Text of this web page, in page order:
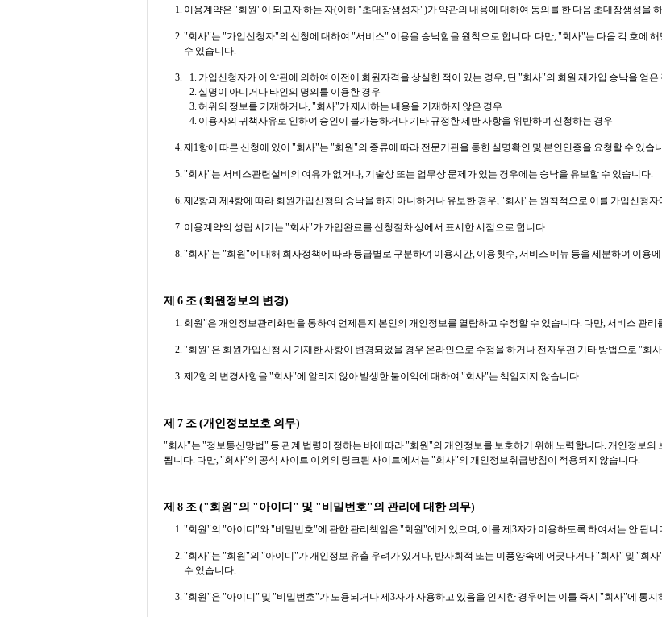
이용계약은 "회원"이 되고자 하는 자(이하 "초대장생성자")가 약관의 내용에 대하여 동의를 한 다음 초대장생성을
"회사"는 "가입신청자"의 신청에 대하여 "서비스" 이용을 승낙함을 원칙으로 합니다. 다만, "회사"는 다음 각 호에
수 있습니다.
가입신청자가 이 약관에 의하여 이전에 회원자격을 상실한 적이 있는 경우, 단 "회사"의 회원 재가입 승낙을 얻은
실명이 아니거나 타인의 명의를 이용한 경우
허위의 정보를 기재하거나, "회사"가 제시하는 내용을 기재하지 않은 경우
이용자의 귀책사유로 인하여 승인이 불가능하거나 기타 규정한 제반 사항을 위반하며 신청하는 경우
제1항에 따른 신청에 있어 "회사"는 "회원"의 종류에 따라 전문기관을 통한 실명확인 및 본인인증을 요청할 수 있습
"회사"는 서비스관련설비의 여유가 없거나, 기술상 또는 업무상 문제가 있는 경우에는 승낙을 유보할 수 있습니다.
제2항과 제4항에 따라 회원가입신청의 승낙을 하지 아니하거나 유보한 경우, "회사"는 원칙적으로 이를 가입신청자
이용계약의 성립 시기는 "회사"가 가입완료를 신청절차 상에서 표시한 시점으로 합니다.
"회사"는 "회원"에 대해 회사정책에 따라 등급별로 구분하여 이용시간, 이용횟수, 서비스 메뉴 등을 세분하여 이용
제 6 조 (회원정보의 변경)
회원"은 개인정보관리화면을 통하여 언제든지 본인의 개인정보를 열람하고 수정할 수 있습니다. 다만, 서비스 관
"회원"은 회원가입신청 시 기재한 사항이 변경되었을 경우 온라인으로 수정을 하거나 전자우편 기타 방법으로 "회
제2항의 변경사항을 "회사"에 알리지 않아 발생한 불이익에 대하여 "회사"는 책임지지 않습니다.
제 7 조 (개인정보보호 의무)
"회사"는 "정보통신망법" 등 관계 법령이 정하는 바에 따라 "회원"의 개인정보를 보호하기 위해 노력합니다. 개인정보
됩니다. 다만, "회사"의 공식 사이트 이외의 링크된 사이트에서는 "회사"의 개인정보취급방침이 적용되지 않습니다.
제 8 조 ("회원"의 "아이디" 및 "비밀번호"의 관리에 대한 의무)
"회원"의 "아이디"와 "비밀번호"에 관한 관리책임은 "회원"에게 있으며, 이를 제3자가 이용하도록 하여서는 안 됩니
"회사"는 "회원"의 "아이디"가 개인정보 유출 우려가 있거나, 반사회적 또는 미풍양속에 어긋나거나 "회사" 및 "회
수 있습니다.
"회원"은 "아이디" 및 "비밀번호"가 도용되거나 제3자가 사용하고 있음을 인지한 경우에는 이를 즉시 "회사"에 통